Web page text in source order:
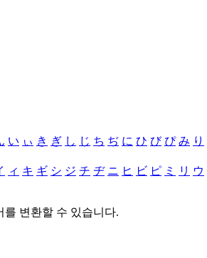
い ぃ き ぎ し じ ち ぢ に ひ び ぴ み り
ィ キ ギ シ ジ チ ヂ ニ ヒ ビ ピ ミ リ ウ
를 변환할 수 있습니다.